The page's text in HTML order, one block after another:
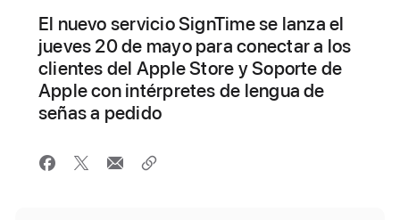
El nuevo servicio SignTime se lanza el
jueves 20 de mayo para conectar a los
clientes del Apple Store y Soporte de
Apple con intérpretes de lengua de
señas a pedido